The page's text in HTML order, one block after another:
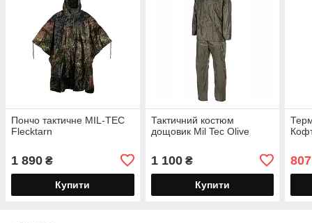
Пончо тактичне MIL-TEC
Flecktarn
1 890 ₴
Купити
Тактичний костюм
дощовик Mil Tec Olive
1 100₴
Купити